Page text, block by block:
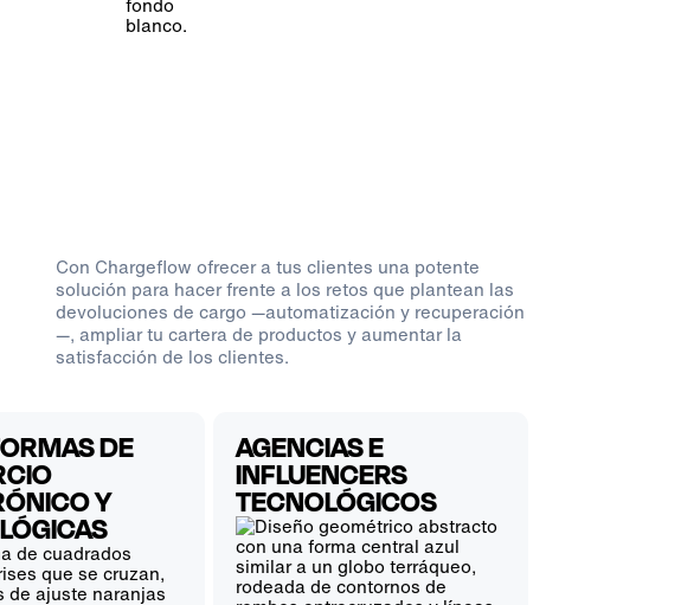
Con Chargeflow ofrecer a tus clientes una potente
solución para hacer frente a los retos que plantean las
devoluciones de cargo —automatización y recuperación
—, ampliar tu cartera de productos y aumentar la
satisfacción de los clientes.
DE
Y
AGENCIAS E
INFLUENCERS
TECNOLÓGICOS